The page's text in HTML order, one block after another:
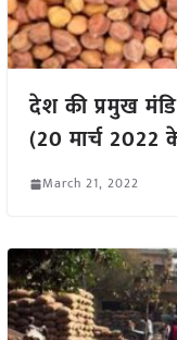
देश की प्रमुख
(20 मार्च 2022
March 21, 2022